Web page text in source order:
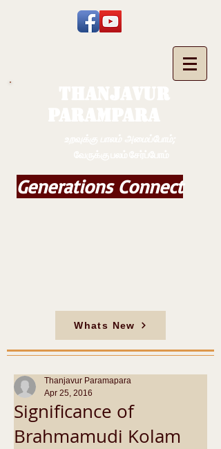
Generations Connect
Whats New
Significance of
Brahmamudi Kolam
Thanjavur Paramapara
Apr 25, 2016